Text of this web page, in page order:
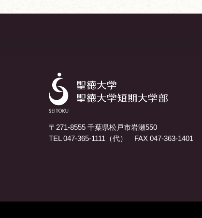
〒271-8555 千葉県松戸市岩瀬550
TEL 047-365-1111（代） FAX 047-363-1401